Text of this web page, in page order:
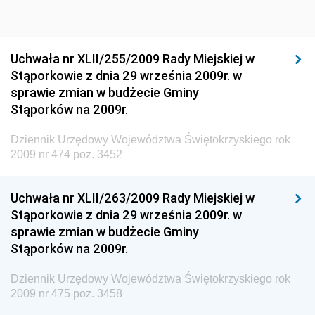
Dziennik Urzędowy Ministra Budownictwa i Przemysłu
Materiałów Budowlanych
Dziennik Urzędowy Ministra Infrastruktury i Rozwoju
Dziennik Urzędowy Głównego Inspektoratu Ochrony
Środowiska
Dziennik Urzędowy Generalnej Dyrekcji Ochrony
Dziennik Urzędowy Ministerstwa Administracji,
Gospodarki Terenowej i Ochrony Środowiska
Dziennik Urzędowy Ministerstwa Administracji i
Gospodarki Przestrzennej
Dziennik Urzędowy Unii Europejskiej, L
Uchwała nr XLII/255/2009 Rady Miejskiej w
Stąporkowie z dnia 29 września 2009r. w
sprawie zmian w budżecie Gminy
Stąporków na 2009r.
Dziennik Urzędowy Województwa Świętokrzyskiego rok
2009 nr 474 poz. 3452
Uchwała nr XLII/263/2009 Rady Miejskiej w
Stąporkowie z dnia 29 września 2009r. w
sprawie zmian w budżecie Gminy
Stąporków na 2009r.
Dziennik Urzędowy Województwa Świętokrzyskiego rok
2009 nr 475 poz. 3458